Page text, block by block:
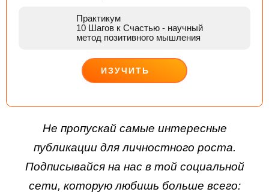
Практикум
10 Шагов к Счастью - научный
метод позитивного мышления
ИЗУЧИТЬ
Не пропускай самые интересные
публикации для личностного роста.
Подписывайся на нас в той социальной
сети, которую любишь больше всего: